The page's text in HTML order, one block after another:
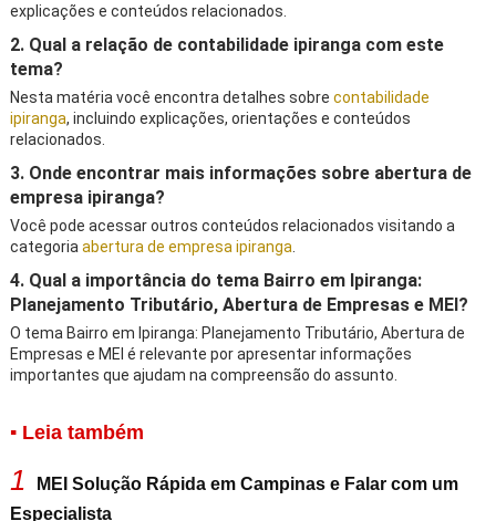
explicações e conteúdos relacionados.
2. Qual a relação de contabilidade ipiranga com este
tema?
Nesta matéria você encontra detalhes sobre contabilidade
ipiranga, incluindo explicações, orientações e conteúdos
relacionados.
3. Onde encontrar mais informações sobre abertura de
empresa ipiranga?
Você pode acessar outros conteúdos relacionados visitando a
categoria abertura de empresa ipiranga
4. Qual a importância do tema Bairro em Ipiranga:
Planejamento Tributário, Abertura de Empresas e MEI?
O tema Bairro em Ipiranga: Planejamento Tributário, Abertura de
Empresas e MEI é relevante por apresentar informações
importantes que ajudam na compreensão do assunto.
▪ Leia também
1
MEI Solução Rápida em Campinas e Falar com um
Especialista